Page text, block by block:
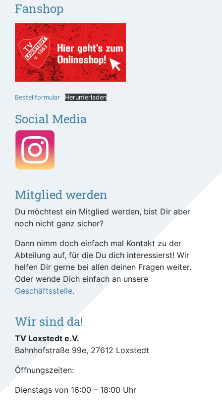
Fanshop
Bestellformular Herunterladen
Social Media
Mitglied werden
Du möchtest ein Mitglied werden, bist Dir aber
noch nicht ganz sicher?
Dann nimm doch einfach mal Kontakt zu der
Abteilung auf, für die Du dich interessierst! Wir
helfen Dir gerne bei allen deinen Fragen weiter.
Oder wende Dich einfach an unsere
Geschäftsstelle.
Wir sind da!
TV Loxstedt e.V.
Bahnhofstraße 99e, 27612 Loxstedt
Öffnungszeiten:
Dienstags von 16:00 – 18:00 Uhr